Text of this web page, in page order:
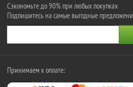
Сэкономьте до 90% при любых покупках
Подпишитесь на самые выгодные
Принимаем к оплате: